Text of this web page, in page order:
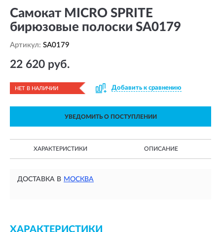
Самокат MICRO SPRITE
бирюзовые полоски SA0179
Артикул: SA0179
22 620 руб.
НЕТ В НАЛИЧИИ Добавить к сравнению
УВЕДОМИТЬ О ПОСТУПЛЕНИИ
ХАРАКТЕРИСТИКИ ОПИСАНИЕ
ДОСТАВКА В МОСКВА
ХАРАКТЕРИСТИКИ